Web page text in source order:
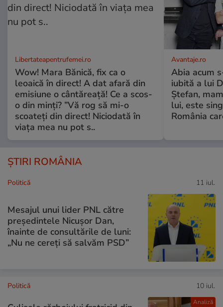
Libertateapentrufemei.ro
Wow! Mara Bănică, fix ca o
leoaică în direct! A dat afară din
emisiune o cântăreață! Ce a scos-
o din minți? ”Vă rog să mi-o
scoateți din direct! Niciodată în
viața mea nu pot s..
Avantaje.ro
Abia acum
iubită a lui
Ștefan,
lui, este
România
ȘTIRI ROMÂNIA
Politică 11 iul.
Mesajul unui lider PNL către
președintele Nicușor Dan,
înainte de consultările de luni:
„Nu ne cereți să salvăm PSD”
Analiză
Politică 10 iul.